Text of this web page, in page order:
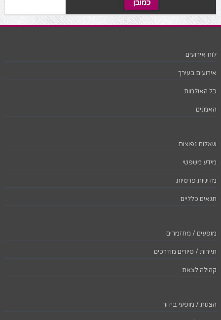
לוח אירועים
אירועים בעירך
כל האולמות
האמנים
שאלות נפוצות
מידע משפטי
מדיניות פרטיות
תנאים כלליים
מופעים / מחזמרים
תיירות / סיורים מודרכים
קהילה לצאת
הצגות / מופעי בידור